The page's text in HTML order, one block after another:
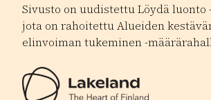
Sivusto on uudistettu Löydä luonto
jota on rahoitettu Alueiden
elinvoiman tukeminen -